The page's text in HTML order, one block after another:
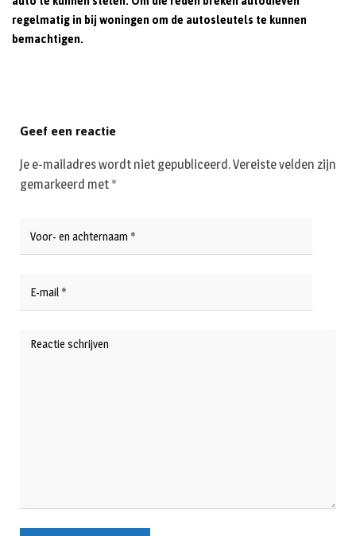
regelmatig in bij woningen om de autosleutels te kunnen
bemachtigen.
Geef een reactie
Je e-mailadres wordt niet gepubliceerd.Vereiste velden zijn
gemarkeerd met *